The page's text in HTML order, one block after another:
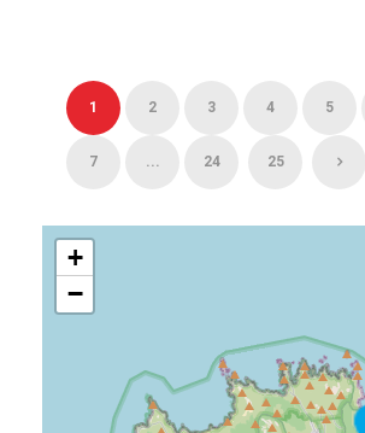
1 2 3 4 5
7 ... 24 25
+
−